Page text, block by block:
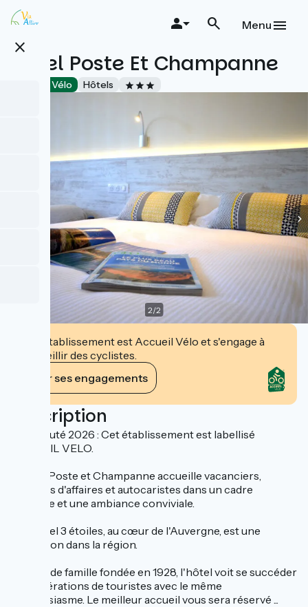
Aller
au
principal
close
Menu
Hôtel Poste Et Champanne
Accueil Vélo Hôtels
2/2
Cet établissement est Accueil Vélo et s'engage à
accueillir des cyclistes.
Voir ses engagements
Description
Nouveauté 2026 : Cet établissement est labellisé
ACCUEIL VELO.
L'hôtel Poste et Champanne accueille vacanciers,
hommes d'affaires et autocaristes dans un cadre
agréable et une ambiance conviviale.
Cet hôtel 3 étoiles, au cœur de l'Auvergne, est une
institution dans la région.
Maison de famille fondée en 1928, l'hôtel voit se succéder
les générations de touristes avec le même
enthousiasme. Le meilleur accueil vous sera réservé ...